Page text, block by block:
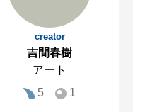
creator
吉間春樹
アート
5
1